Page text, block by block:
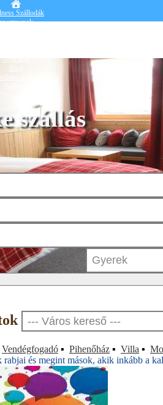
Szállodák
Nyaralók
kereső
szállás
Vendégfogadó ▪ Pihenőház ▪ Villa ▪
és megint mások, akik inkább a